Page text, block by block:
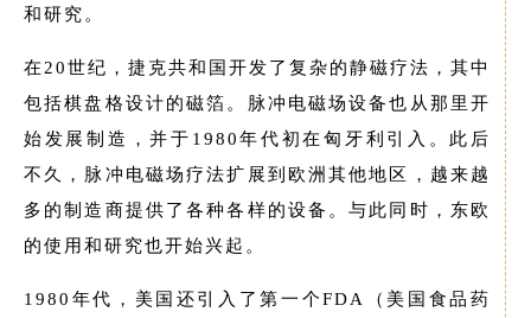
和研究。
在20世纪，捷克共和国开发了复杂的静磁疗法，其中
包括棋盘格设计的磁箔。脉冲电磁场设备也从那里开
始发展制造，并于1980年代初在匈牙利引入。此后
不久，脉冲电磁场疗法扩展到欧洲其他地区，越来越
多的制造商提供了各种各样的设备。与此同时，东欧
的使用和研究也开始兴起。
1980年代，美国还引入了第一个FDA（美国食品药